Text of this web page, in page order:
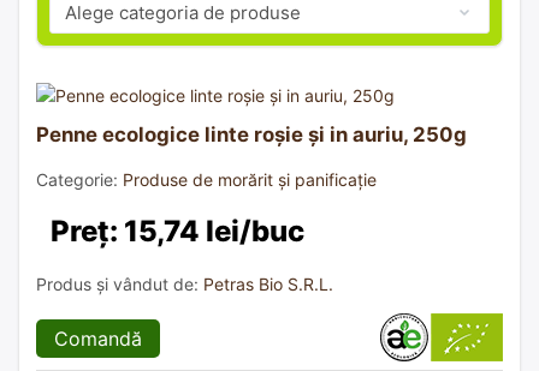
Penne ecologice linte roșie și in auriu, 250g
Categorie: Produse de morărit și panificație
Preț: 15,74 lei/buc
Produs și vândut de: Petras Bio S.R.L.
Comandă